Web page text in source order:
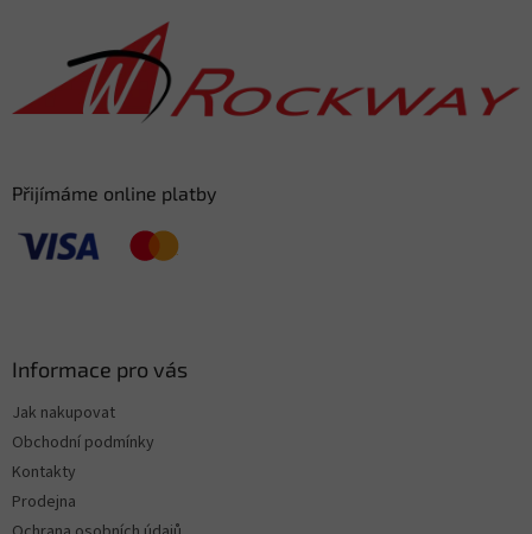
Přijímáme online platby
Informace pro vás
Jak nakupovat
Obchodní podmínky
Kontakty
Prodejna